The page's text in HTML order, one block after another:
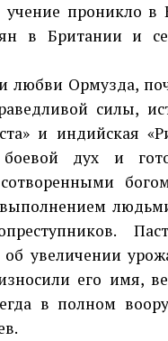
проникло в
в Британии и
любви Ормузда,
силы,
и индийская
боевой дух и
увеличении
его имя,
в полном